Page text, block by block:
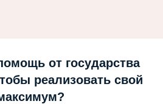
от государства
реализовать свой